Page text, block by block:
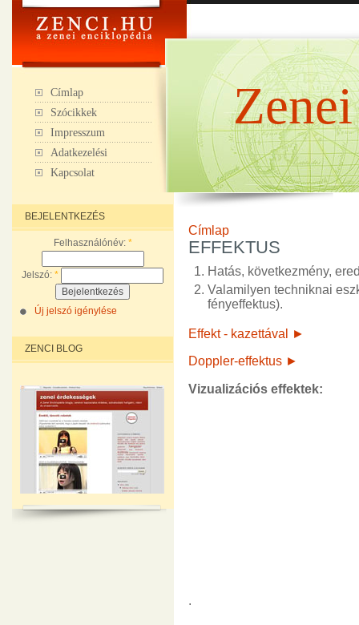
Címlap
Szócikkek
Impresszum
Adatkezelési
Kapcsolat
BEJELENTKEZÉS
Felhasználónév: *
Jelszó: *
Új jelszó igénylése
ZENCI BLOG
Címlap
EFFEKTUS
Hatás, következmény,
Valamilyen techniknai
fényeffektus).
Effekt - kazettával ►
Doppler-effektus ►
Vizualizációs effektek:
.